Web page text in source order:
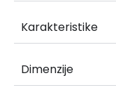
Karakteristike
Dimenzije